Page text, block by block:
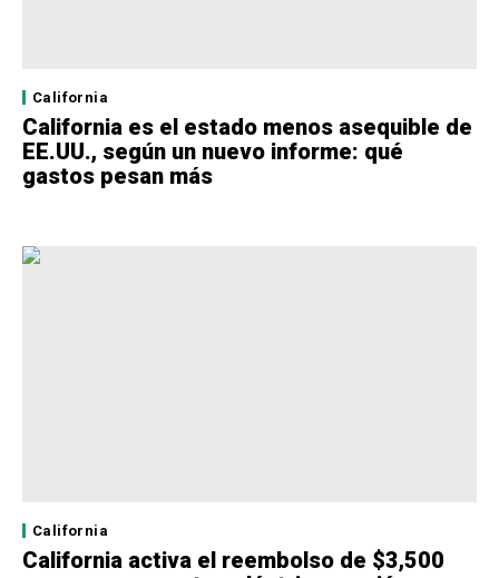
California
California es el estado menos asequible de
EE.UU., según un nuevo informe: qué
gastos pesan más
California
California activa el reembolso de $3,500